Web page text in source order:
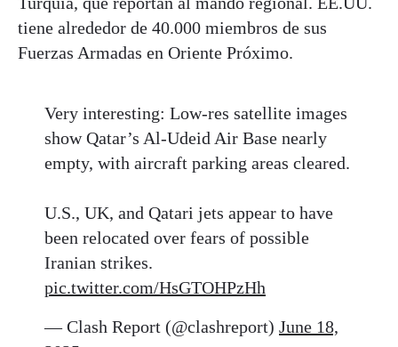
tiene alrededor de 40.000 miembros de sus
Fuerzas Armadas en Oriente Próximo.
Very interesting: Low-res satellite images
show Qatar’s Al-Udeid Air Base nearly
empty, with aircraft parking areas cleared.
U.S., UK, and Qatari jets appear to have
been relocated over fears of possible
Iranian strikes.
pic.twitter.com/HsGTOHPzHh
— Clash Report (@clashreport) June 18,